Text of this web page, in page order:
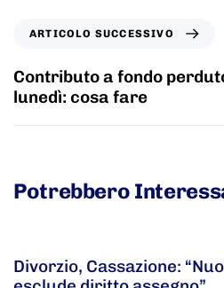
ARTICOLO SUCCESSIVO
Contributo a fondo
lunedì: cosa fare
Potrebbero
Divorzio, Cassazione: